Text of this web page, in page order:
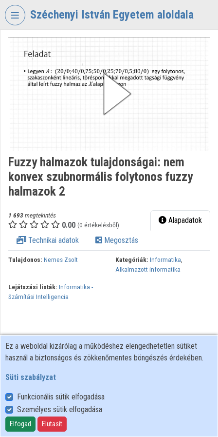
Fejléc kihagyása
Széchenyi István Egyetem aloldala
SZÉCHENYI
ISTVÁN
Kategóriák
Intézményi listák
Intézmények
Közreműködők
Fuzzy halmazok tulajdonságai: nem
konvex szubnormális folytonos fuzzy
halmazok 2
1 693megtekintés
0.00 (0 értékelésből) Alapadatok
Technikai adatok Megosztás
Tulajdonos: Nemes Zsolt Kategóriák: Informatika,
Alkalmazott informatika
Lejátszási listák: Informatika -
Számítási Intelligencia
Felhasználói szabályzat
Adatkezelési tájékoztató
Süti szabályzat
Ez a weboldal kizárólag a működéshez elengedhetetlen sütiket
használ a biztonságos és zökkenőmentes böngészés érdekében.
Süti szabályzat
Funkcionális sütik elfogadása
Személyes sütik elfogadása
Elfogad Elutasít